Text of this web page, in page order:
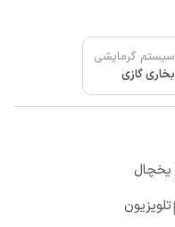
سیستم گرمایشی
بخاری گازی
یخچال
تلویزیون